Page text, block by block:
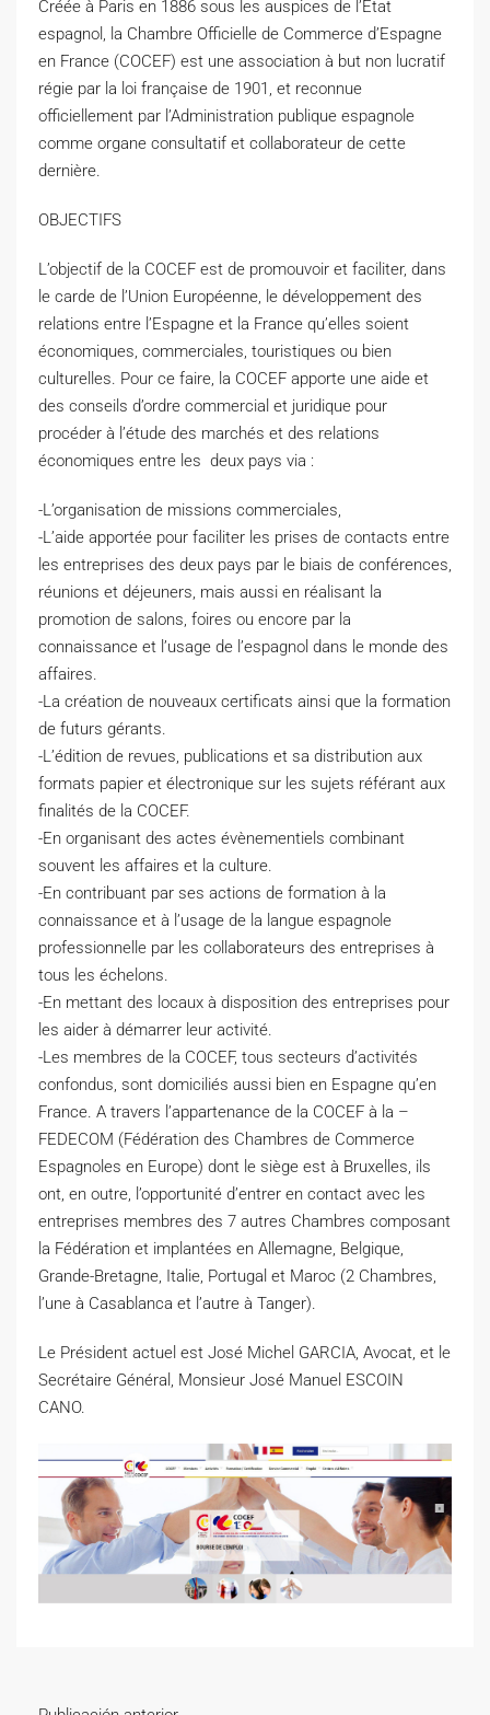
Créée à Paris en 1886 sous les auspices de l’État
espagnol, la Chambre Officielle de Commerce d’Espagne
en France (COCEF) est une association à but non lucratif
régie par la loi française de 1901, et reconnue
officiellement par l’Administration publique espagnole
comme organe consultatif et collaborateur de cette
dernière.
OBJECTIFS
L’objectif de la COCEF est de promouvoir et faciliter, dans
le carde de l’Union Européenne, le développement des
relations entre l’Espagne et la France qu’elles soient
économiques, commerciales, touristiques ou bien
culturelles. Pour ce faire, la COCEF apporte une aide et
des conseils d’ordre commercial et juridique pour
procéder à l’étude des marchés et des relations
économiques entre les deux pays via :
-L’organisation de missions commerciales,
-L’aide apportée pour faciliter les prises de contacts entre
les entreprises des deux pays par le biais de conférences,
réunions et déjeuners, mais aussi en réalisant la
promotion de salons, foires ou encore par la
connaissance et l’usage de l’espagnol dans le monde des
affaires.
-La création de nouveaux certificats ainsi que la formation
de futurs gérants.
-L’édition de revues, publications et sa distribution aux
formats papier et électronique sur les sujets référant aux
finalités de la COCEF.
-En organisant des actes évènementiels combinant
souvent les affaires et la culture.
-En contribuant par ses actions de formation à la
connaissance et à l’usage de la langue espagnole
professionnelle par les collaborateurs des entreprises à
tous les échelons.
-En mettant des locaux à disposition des entreprises pour
les aider à démarrer leur activité.
-Les membres de la COCEF, tous secteurs d’activités
confondus, sont domiciliés aussi bien en Espagne qu’en
France. A travers l’appartenance de la COCEF à la –
FEDECOM (Fédération des Chambres de Commerce
Espagnoles en Europe) dont le siège est à Bruxelles, ils
ont, en outre, l’opportunité d’entrer en contact avec les
entreprises membres des 7 autres Chambres composant
la Fédération et implantées en Allemagne, Belgique,
Grande-Bretagne, Italie, Portugal et Maroc (2 Chambres,
l’une à Casablanca et l’autre à Tanger).
Le Président actuel est José Michel GARCIA, Avocat, et le
Secrétaire Général, Monsieur José Manuel ESCOIN
CANO.